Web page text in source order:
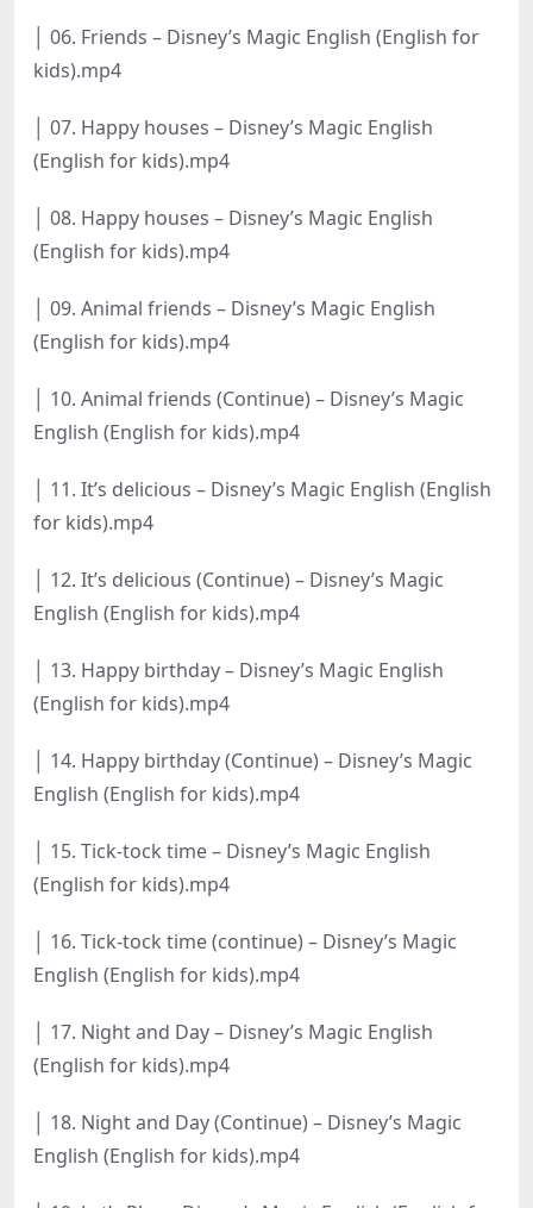
│ 06. Friends – Disney’s Magic English (English for
kids).mp4
│ 07. Happy houses – Disney’s Magic English
(English for kids).mp4
│ 08. Happy houses – Disney’s Magic English
(English for kids).mp4
│ 09. Animal friends – Disney’s Magic English
(English for kids).mp4
│ 10. Animal friends (Continue) – Disney’s Magic
English (English for kids).mp4
│ 11. It’s delicious – Disney’s Magic English (English
for kids).mp4
│ 12. It’s delicious (Continue) – Disney’s Magic
English (English for kids).mp4
│ 13. Happy birthday – Disney’s Magic English
(English for kids).mp4
│ 14. Happy birthday (Continue) – Disney’s Magic
English (English for kids).mp4
│ 15. Tick-tock time – Disney’s Magic English
(English for kids).mp4
│ 16. Tick-tock time (continue) – Disney’s Magic
English (English for kids).mp4
│ 17. Night and Day – Disney’s Magic English
(English for kids).mp4
│ 18. Night and Day (Continue) – Disney’s Magic
English (English for kids).mp4